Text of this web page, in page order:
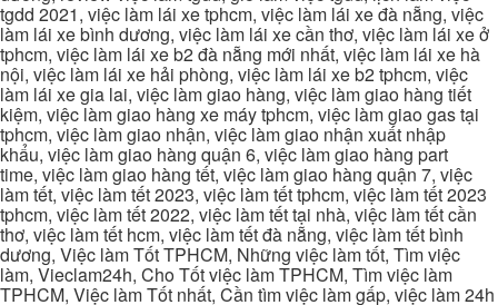
tgdd 2021, việc làm lái xe tphcm, việc làm lái xe đà nẵng, việc
làm lái xe bình dương, việc làm lái xe cần thơ, việc làm lái xe ở
tphcm, việc làm lái xe b2 đà nẵng mới nhất, việc làm lái xe hà
nội, việc làm lái xe hải phòng, việc làm lái xe b2 tphcm, việc
làm lái xe gia lai, việc làm giao hàng, việc làm giao hàng tiết
kiệm, việc làm giao hàng xe máy tphcm, việc làm giao gas tại
tphcm, việc làm giao nhận, việc làm giao nhận xuất nhập
khẩu, việc làm giao hàng quận 6, việc làm giao hàng part
time, việc làm giao hàng tết, việc làm giao hàng quận 7, việc
làm tết, việc làm tết 2023, việc làm tết tphcm, việc làm tết 2023
tphcm, việc làm tết 2022, việc làm tết tại nhà, việc làm tết cần
thơ, việc làm tết hcm, việc làm tết đà nẵng, việc làm tết bình
dương, Việc làm Tốt TPHCM, Những việc làm tốt, Tìm việc
làm, Vieclam24h, Cho Tốt việc làm TPHCM, Tìm việc làm
TPHCM, Việc làm Tốt nhất, Cần tìm việc làm gấp, việc làm 24h